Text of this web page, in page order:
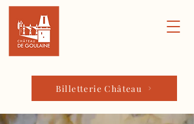
Billetterie Château